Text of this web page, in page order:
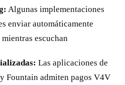
Algunas implementaciones
enviar automáticamente
escuchan
Las aplicaciones de
Fountain admiten pagos V4V